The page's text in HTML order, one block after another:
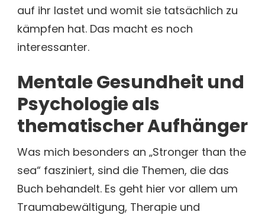
auf ihr lastet und womit sie tatsächlich zu
kämpfen hat. Das macht es noch
interessanter.
Mentale Gesundheit und
Psychologie als
thematischer Aufhänger
Was mich besonders an „Stronger than the
sea“ fasziniert, sind die Themen, die das
Buch behandelt. Es geht hier vor allem um
Traumabewältigung, Therapie und